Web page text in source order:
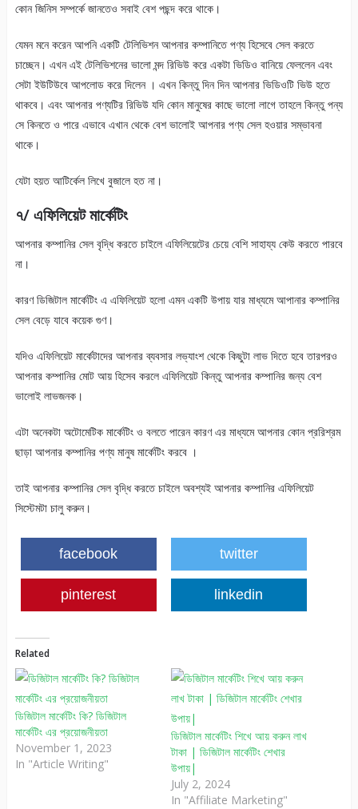
কোন জিনিস সম্পর্কে জানতেও সবাই বেশ পছন্দ করে থাকে।
যেমন মনে করেন আপনি একটি টেলিভিশন আপনার কম্পানিতে পণ্য হিসেবে সেল করতে
চাচ্ছেন। এখন এই টেলিভিশনের ভালো মন্দ রিভিউ করে একটা ভিডিও বানিয়ে ফেললেন এবং
সেটা ইউটিউবে আপলোড করে দিলেন । এখন কিন্তু দিন দিন আপনার ভিডিওটি ভিউ হতে
থাকবে। এবং আপনার পণ্যটির রিভিউ যদি কোন মানুষের কাছে ভালো লাগে তাহলে কিন্তু পন্য
সে কিনতে ও পারে এভাবে এখান থেকে বেশ ভালোই আপনার পণ্য সেল হওয়ার সম্ভাবনা
থাকে।
যেটা হয়ত আটির্কেল লিখে বুজালে হত না।
৭/ এফিলিয়েট মার্কেটিং
আপনার কম্পানির সেল বৃদ্ধি করতে চাইলে এফিলিয়েটের চেয়ে বেশি সাহায্য কেউ করতে পারবে
না।
কারণ ডিজিটাল মার্কেটিং এ এফিলিয়েট হলো এমন একটি উপায় যার মাধ্যমে আপানার কম্পানির
সেল বেড়ে যাবে কয়েক গুণ।
যদিও এফিলিয়েট মার্কেটাদের আপনার ব্যবসার লভ্যাংশ থেকে কিছুটা লাভ দিতে হবে তারপরও
আপনার কম্পানির মোট আয় হিসেব করলে এফিলিয়েট কিন্তু আপনার কম্পানির জন্য বেশ
ভালোই লাভজনক।
এটা অনেকটা অটোমেটিক মার্কেটিং ও বলতে পারেন কারণ এর মাধ্যমে আপনার কোন প্ররিশ্রম
ছাড়া আপনার কম্পানির পণ্য মানুষ মার্কেটিং করবে ।
তাই আপনার কম্পানির সেল বৃদ্ধি করতে চাইলে অবশ্যই আপনার কম্পানির এফিলিয়েট
সিস্টেমটা চালু করুন।
facebook twitter
pinterest linkedin
Related
ডিজিটাল মার্কেটিং কি? ডিজিটাল
মার্কেটিং এর প্রয়োজনীয়তা
November 1, 2023
In "Article Writing"
ডিজিটাল মার্কেটিং শিখে আয় করুন লাখ
টাকা | ডিজিটাল মার্কেটিং শেখার
উপায়|
July 2, 2024
In "Affiliate Marketing"